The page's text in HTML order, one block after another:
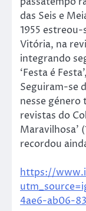
das Seis e
1955
Vitória, na
integrando
‘Festa é
Seguiram-se
nesse género
revistas do
Maravilhosa’
recordou
https://
4ae6-ab06-